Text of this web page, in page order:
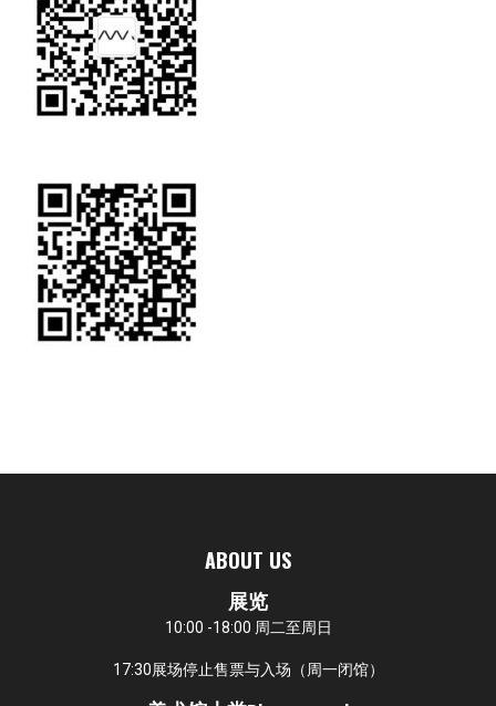
ABOUT US
展览
10:00 -18:00 周二至周日
17:30展场停止售票与入场（周一闭馆）